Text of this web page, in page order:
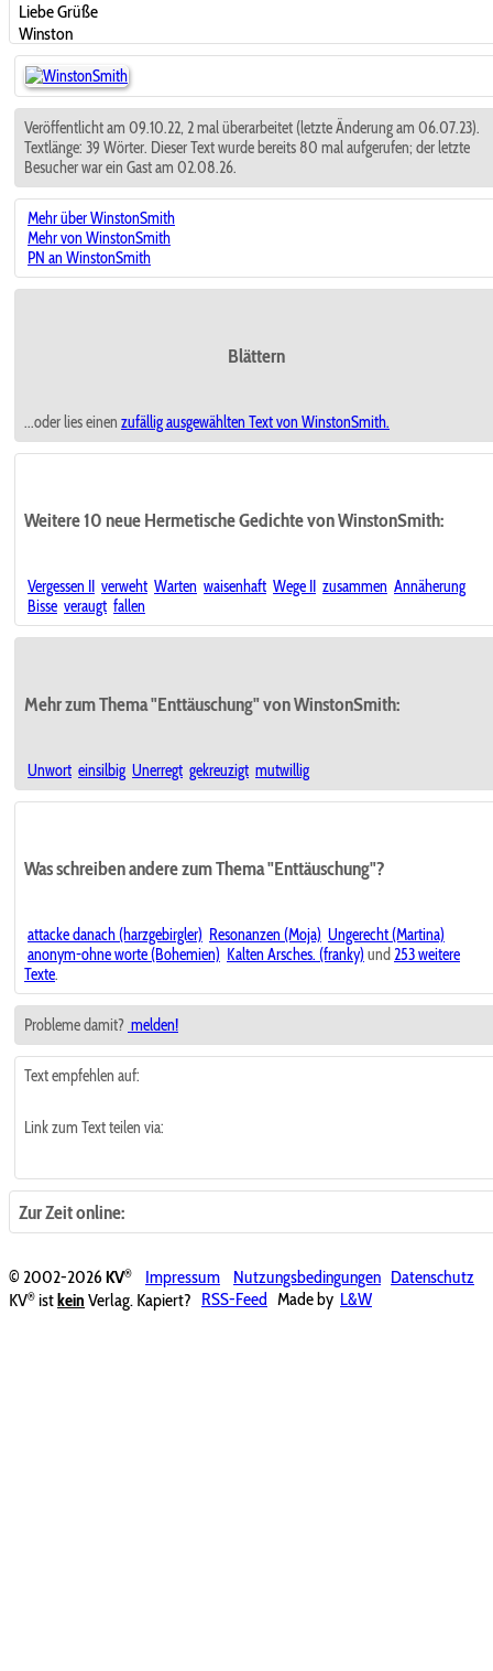
Liebe Grüße
Winston
Veröffentlicht am 09.10.22, 2 mal überarbeitet (letzte Änderung am 06.07.23).
Textlänge: 39 Wörter. Dieser Text wurde bereits 80 mal aufgerufen; der letzte
Besucher war ein Gast am 02.08.26.
Mehr über WinstonSmith
Mehr von WinstonSmith
PN an WinstonSmith
Blättern
...oder lies einen zufällig ausgewählten Text von WinstonSmith.
Weitere 10 neue Hermetische Gedichte von WinstonSmith:
Vergessen II verweht Warten waisenhaft Wege II zusammen Annäherung
Bisse veraugt fallen
Mehr zum Thema "Enttäuschung" von WinstonSmith:
Unwort einsilbig Unerregt gekreuzigt mutwillig
Was schreiben andere zum Thema "Enttäuschung"?
attacke danach (harzgebirgler) Resonanzen (Moja) Ungerecht (Martina)
anonym-ohne worte (Bohemien) Kalten Arsches. (franky) und 253 weitere
Texte.
Probleme damit? melden!
Text empfehlen auf:
Link zum Text teilen via:
Zur Zeit online:
© 2002-2026KV® Impressum Nutzungsbedingungen Datenschutz
KV® istkein Verlag. Kapiert? RSS-Feed Made by L&W